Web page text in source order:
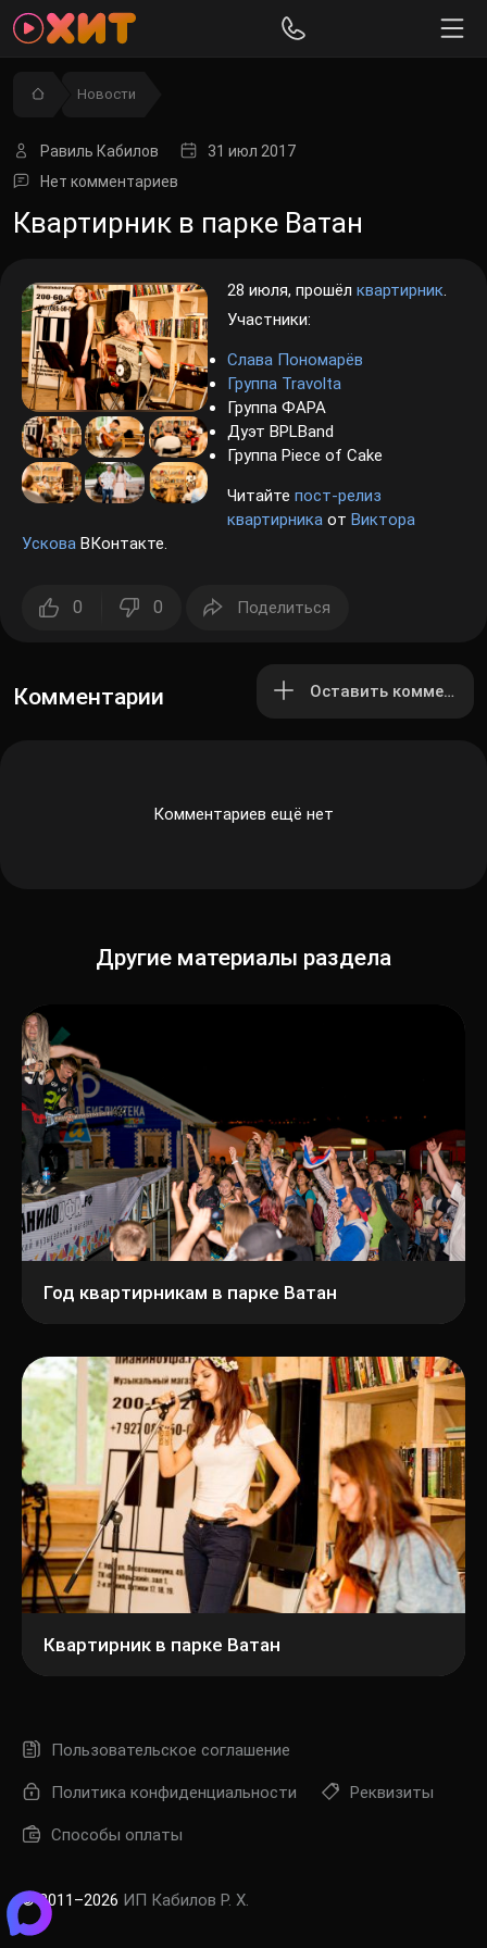
Новости
Равиль Кабилов
31 июл 2017
Нет комментариев
Квартирник в парке Ватан
28 июля, прошёлквартирник.
Участники:
Слава Пономарёв
Группа Travolta
Группа ФАРА
Дуэт BPLBand
Группа Piece of Cake
Читайтепост-релиз
квартирника отВиктора
Ускова ВКонтакте.
0 0 Поделиться
Комментарии Оставить
Комментариев ещё нет
Другие материалы раздела
Год квартирникам в парке Ватан
Квартирник в парке Ватан
Пользовательское соглашение
Политика конфиденциальности Реквизиты
Способы оплаты
© 2011–2026 ИП Кабилов Р. Х.